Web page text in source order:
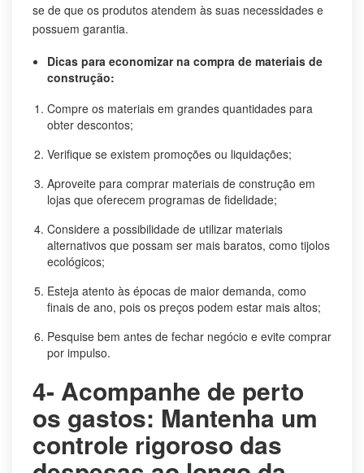
se de que os produtos atendem às suas necessidades e
possuem garantia.
Dicas para economizar na compra de materiais de
construção:
Compre os materiais em grandes quantidades para
obter descontos;
Verifique se existem promoções ou liquidações;
Aproveite para comprar materiais de construção em
lojas que oferecem programas de fidelidade;
Considere a possibilidade de utilizar materiais
alternativos que possam ser mais baratos, como tijolos
ecológicos;
Esteja atento às épocas de maior demanda, como
finais de ano, pois os preços podem estar mais altos;
Pesquise bem antes de fechar negócio e evite comprar
por impulso.
4- Acompanhe de perto
os gastos: Mantenha um
controle rigoroso das